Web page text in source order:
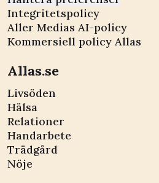
Integritetspolicy
Aller Medias AI-policy
Kommersiell policy Allas
Allas.se
Livsöden
Hälsa
Relationer
Handarbete
Trädgård
Nöje